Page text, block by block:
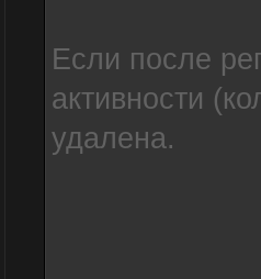
Если после
активности
удалена.